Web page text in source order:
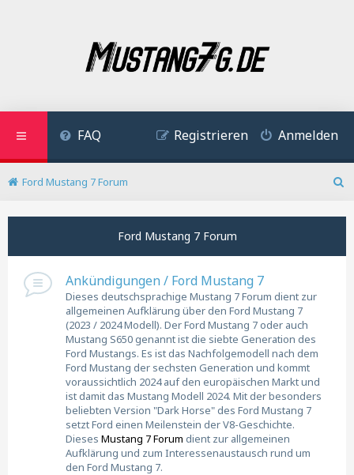
FAQ Anmelden
Registrieren
Ford Mustang 7 Forum
Ford Mustang 7 Forum
Ankündigungen / Ford Mustang 7
Dieses deutschsprachige Mustang 7 Forum dient zur
allgemeinen Aufklärung über den Ford Mustang 7
(2023 / 2024 Modell). Der Ford Mustang 7 oder auch
Mustang S650 genannt ist die siebte Generation des
Ford Mustangs. Es ist das Nachfolgemodell nach dem
Ford Mustang der sechsten Generation und kommt
voraussichtlich 2024 auf den europäischen Markt und
ist damit das Mustang Modell 2024. Mit der besonders
beliebten Version "Dark Horse" des Ford Mustang 7
setzt Ford einen Meilenstein der V8-Geschichte.
Dieses Mustang 7 Forum dient zur allgemeinen
Aufklärung und zum Interessenaustausch rund um
den Ford Mustang 7.